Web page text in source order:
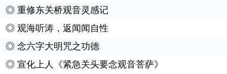
◎ 重修东关桥观音灵感记
◎ 观海听涛，返闻闻自性
◎ 念六字大明咒之功德
◎ 宣化上人《紧急关头要念观音菩萨》